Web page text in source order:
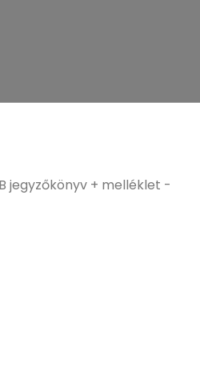
jegyzőkönyv + melléklet -